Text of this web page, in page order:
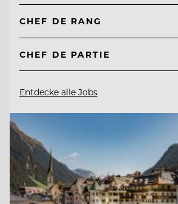
CHEF DE RANG
CHEF DE PARTIE
Entdecke alle Jobs